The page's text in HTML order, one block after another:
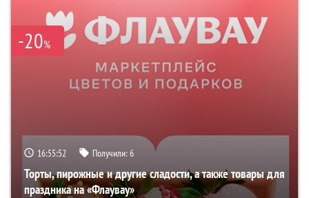
-20%
16:55:51 Получили:6
Торты, пирожные и другие сладости, а также товары для
праздника на «Флаувау»